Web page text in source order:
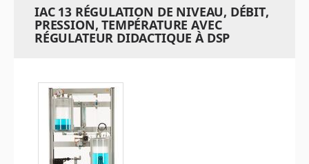
IAC 13 RÉGULATION DE NIVEAU, DÉBIT,
PRESSION, TEMPÉRATURE AVEC
RÉGULATEUR DIDACTIQUE À DSP